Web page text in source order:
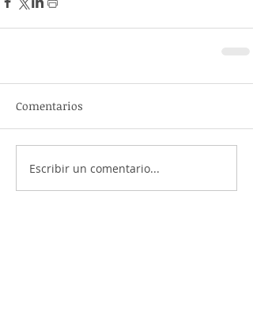
Comentarios
Escribir un comentario...